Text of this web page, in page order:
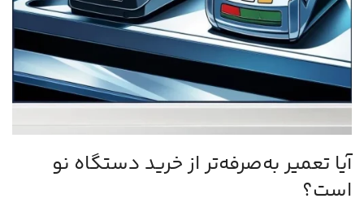
آیا تعمیر به‌صرفه‌تر از خرید دستگاه نو
است؟